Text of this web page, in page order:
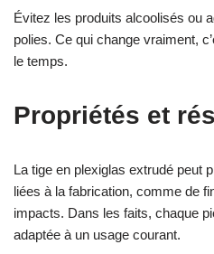
Évitez les produits alcoolisés ou
polies. Ce qui change vraiment,
le temps.
Propriétés et
La tige en plexiglas extrudé peut
liées à la fabrication, comme de
impacts. Dans les faits, chaque
adaptée à un usage courant.